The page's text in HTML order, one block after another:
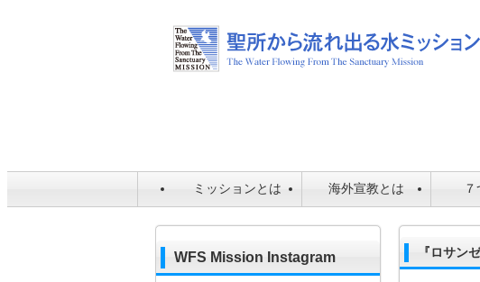
ミッションとは 海外宣教とは
『ロサン
WFS Mission Instagram